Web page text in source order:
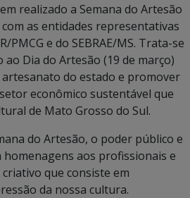
realizado a Semana do Artesão
as entidades representativas
PMCG e do SEBRAE/MS. Trata-se
Dia do Artesão (19 de março)
do estado e promover
econômico sustentável que
de Mato Grosso do Sul.
do Artesão, o poder público e
homenagens aos profissionais e
que consiste em
da nossa cultura.